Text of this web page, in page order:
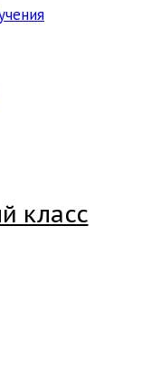
класс